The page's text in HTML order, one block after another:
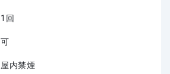
1回
可
屋内禁煙